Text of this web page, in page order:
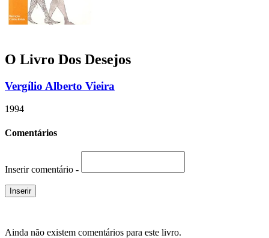
O Livro Dos Desejos
Vergílio Alberto Vieira
1994
Comentários
Inserir comentário -
Ainda não existem comentários para este livro.